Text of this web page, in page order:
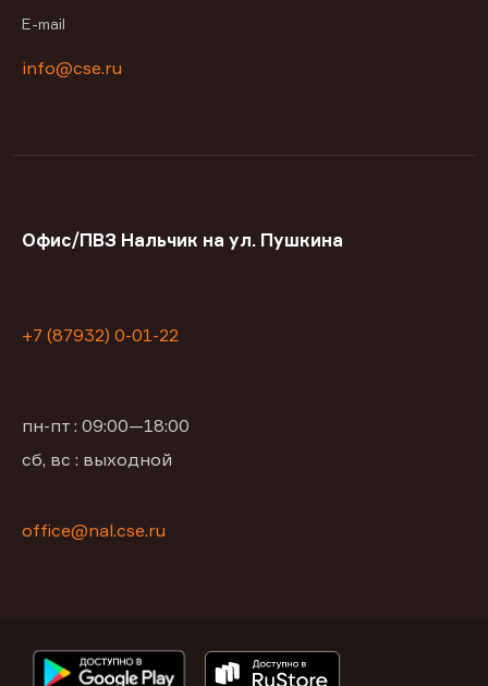
E-mail
info@cse.ru
Офис/ПВЗ Нальчик на ул. Пушкина
+7 (87932) 0-01-22
пн-пт : 09:00—18:00
сб, вс : выходной
office@nal.cse.ru